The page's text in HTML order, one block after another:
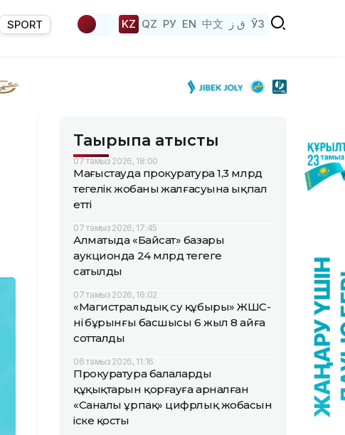
SPORT KZ QZ РУ EN 中文 ق ز ЎЗ
Тақырыпқа қатысты
07 тамыз 2026, 18:00
Маңғыстауда прокуратура 1,3 млрд
теңгелік жобаның жалғасуына ықпал
етті
07 тамыз 2026, 17:45
Алматыда «Байсат» базары
аукционда 24 млрд теңгеге
сатылды
07 тамыз 2026, 16:02
«Магистральдық су құбыры» ЖШС-
нің бұрынғы басшысы 6 жыл 8 айға
сотталды
06 тамыз 2026, 11:16
Прокуратура балалардың
құқықтарын қорғауға арналған
«Саналы ұрпақ» цифрлық жобасын
іске қосты